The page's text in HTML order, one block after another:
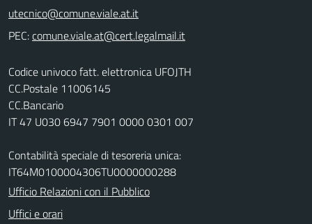
PEC:
Codice univoco fatt. elettronica UFOJTH
CC.Postale 11006145
CC.Bancario
IT 47 U030 6947 7901 0000 0301 007
Contabilità speciale di tesoreria unica:
IT64M0100004306TU0000000288
Ufficio Relazioni con il Pubblico
Uffici e orari